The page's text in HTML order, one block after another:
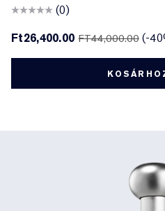
(0)
Ft26,400.00FT44,000.00 (-